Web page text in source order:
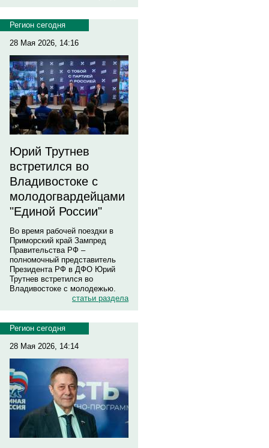
Регион сегодня
28 Мая 2026, 14:16
Юрий Трутнев
встретился во
Владивостоке с
молодогвардейцами
"Единой России"
Во время рабочей поездки в
Приморский край Зампред
Правительства РФ –
полномочный представитель
Президента РФ в ДФО Юрий
Трутнев встретился во
Владивостоке с молодежью.
статьи раздела
Регион сегодня
28 Мая 2026, 14:14